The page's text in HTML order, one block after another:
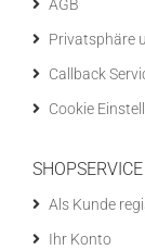
AGB
Privatsphäre
Callback
Cookie
SHOPSERVICE
Als Kunde
Ihr Konto